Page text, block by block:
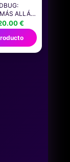
ALLÁ
DE
DE
CON
2
€